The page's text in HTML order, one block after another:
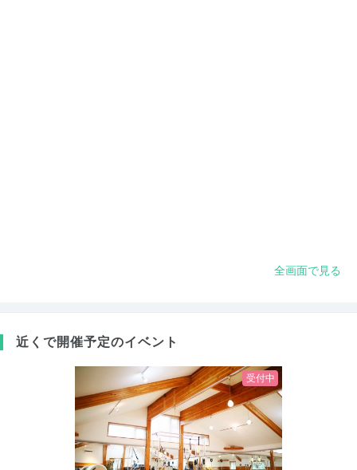
全画面で見る
近くで開催予定のイベント
受付中